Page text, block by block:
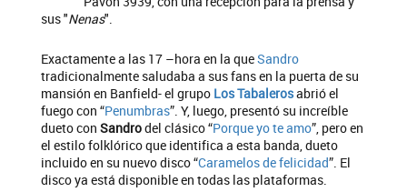
sus "Nenas".
Exactamente a las 17 –hora en la queSandro
tradicionalmente saludaba a sus fans en la puerta de su
mansión en Banfield- el grupo Los Tabalerosabrió el
fuego con “Penumbras”. Y, luego, presentó su increíble
dueto con Sandrodel clásico “Porque yo te amo”, pero en
el estilo folklórico que identifica a esta banda, dueto
incluido en su nuevo disco “Caramelos de felicidad”. El
disco ya está disponible en todas las plataformas.